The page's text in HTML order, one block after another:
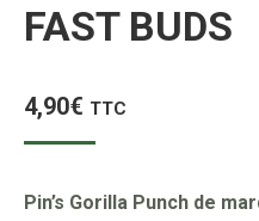
FAST BUDS
4,90€ TTC
Pin’s Gorilla Punch de